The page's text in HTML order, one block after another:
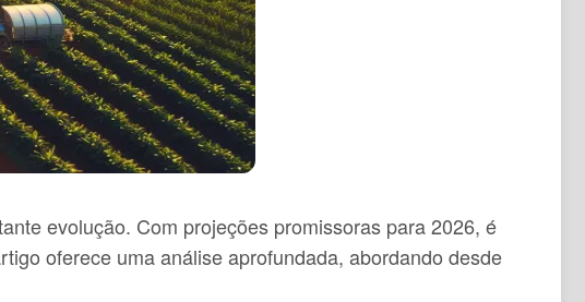
evolução. Com projeções promissoras para 2026, é
oferece uma análise aprofundada, abordando desde